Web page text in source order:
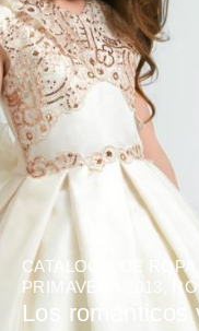
CATALOGO DE ROPA
PRIMAVERA 2013
Los románticos